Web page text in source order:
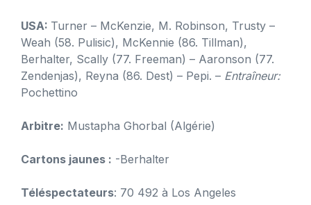
USA: Turner – McKenzie, M. Robinson, Trusty –
Weah (58. Pulisic), McKennie (86. Tillman),
Berhalter, Scally (77. Freeman) – Aaronson (77.
Zendenjas), Reyna (86. Dest) – Pepi. – Entraîneur:
Pochettino
Arbitre: Mustapha Ghorbal (Algérie)
Cartons jaunes : -Berhalter
Téléspectateurs: 70 492 à Los Angeles